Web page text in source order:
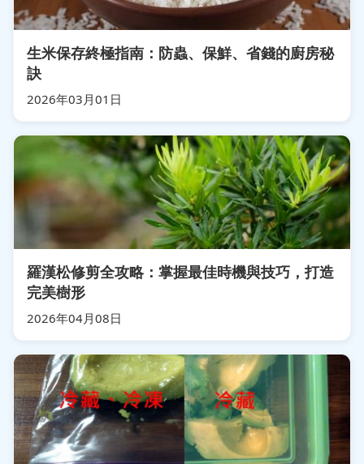
生米保存終極指南：防蟲、保鮮、省錢的廚房秘
訣
2026年03月01日
羅漢松修剪全攻略：掌握最佳時機與技巧，打造
完美樹形
2026年04月08日